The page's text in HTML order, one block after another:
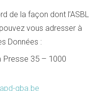
de la façon dont l’ASBL
vous adresser à
Données :
Presse 35 – 1000
gba.be